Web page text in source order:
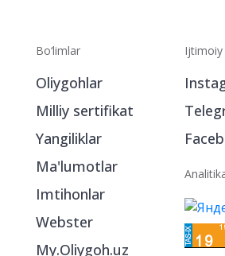
Bo‘limlar
Oliygohlar
Milliy sertifikat
Yangiliklar
Ma'lumotlar
Imtihonlar
Webster
My.Oliygoh.uz